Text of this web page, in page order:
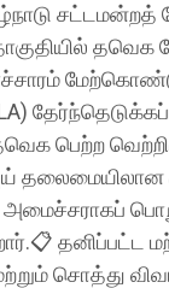
பெற்ற
தனிப்பட்ட
சொத்து